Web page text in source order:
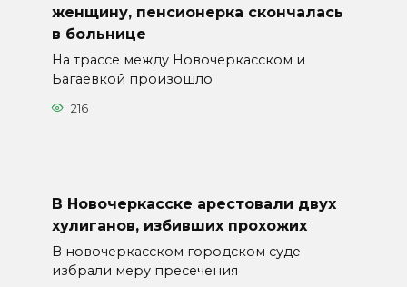
женщину, пенсионерка скончалась
в больнице
На трассе между Новочеркасском и
Багаевкой произошло
216
В Новочеркасске арестовали двух
хулиганов, избивших прохожих
В новочеркасском городском суде
избрали меру пресечения